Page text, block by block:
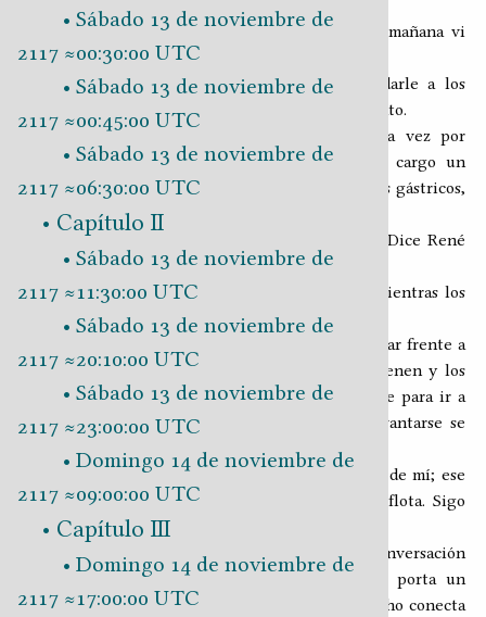
Sábado 13 de noviembre de
2117 ≈00:30:00 UTC
Sábado 13 de noviembre de
2117 ≈00:45:00 UTC
Sábado 13 de noviembre de
2117 ≈06:30:00 UTC
Capítulo II
Sábado 13 de noviembre de
2117 ≈11:30:00 UTC
Sábado 13 de noviembre de
2117 ≈20:10:00 UTC
Sábado 13 de noviembre de
2117 ≈23:00:00 UTC
Domingo 14 de noviembre de
2117 ≈09:00:00 UTC
Capítulo III
Domingo 14 de noviembre de
2117 ≈17:00:00 UTC
―No le mientas a Yuca, René ―replico―, esta mañana vi
que tenías fruta en tu casa.
―Je, je, je, esa fruta la compra Leinny para darle a los
pajaritos; nosotrosparamos el pico
hace un buen rato.
―Michelle y yo estamos en
, comemos una vez por
semana ―nos cuenta Yuca―, por eso siempre cargo un
paquetico de digestivos, aligerantes y protectores gástricos,
lo digo por si necesitan.
―Ya decía yo que te veías bastante robusto… ―Dice René
con picardía.
―Yo paso, vamos, vamos ―concluyo el asunto mientras los
increpo a avanzar.
Ya en el lugar, Yuca elige la mesa y nos hace sentar frente a
él, revisamos en el path del comedero lo que tienen y los
dos optan por la lamparosa. El anfitrión se ofrece para ir a
recoger los platos en la barra, pero antes de levantarse se
acerca y nos habla en voz baja.
―Miren a quienes están en la mesa justo detrás de mí; ese
es uno de los equipos de mantenimiento de la flota. Sigo
contándoles desde adentro.
adentro
hace referencia a que continuará la conversación
apoespacio mediante; al igual que René, Yuca porta un
espinal. Mientras camina hacia la barra de despacho conecta